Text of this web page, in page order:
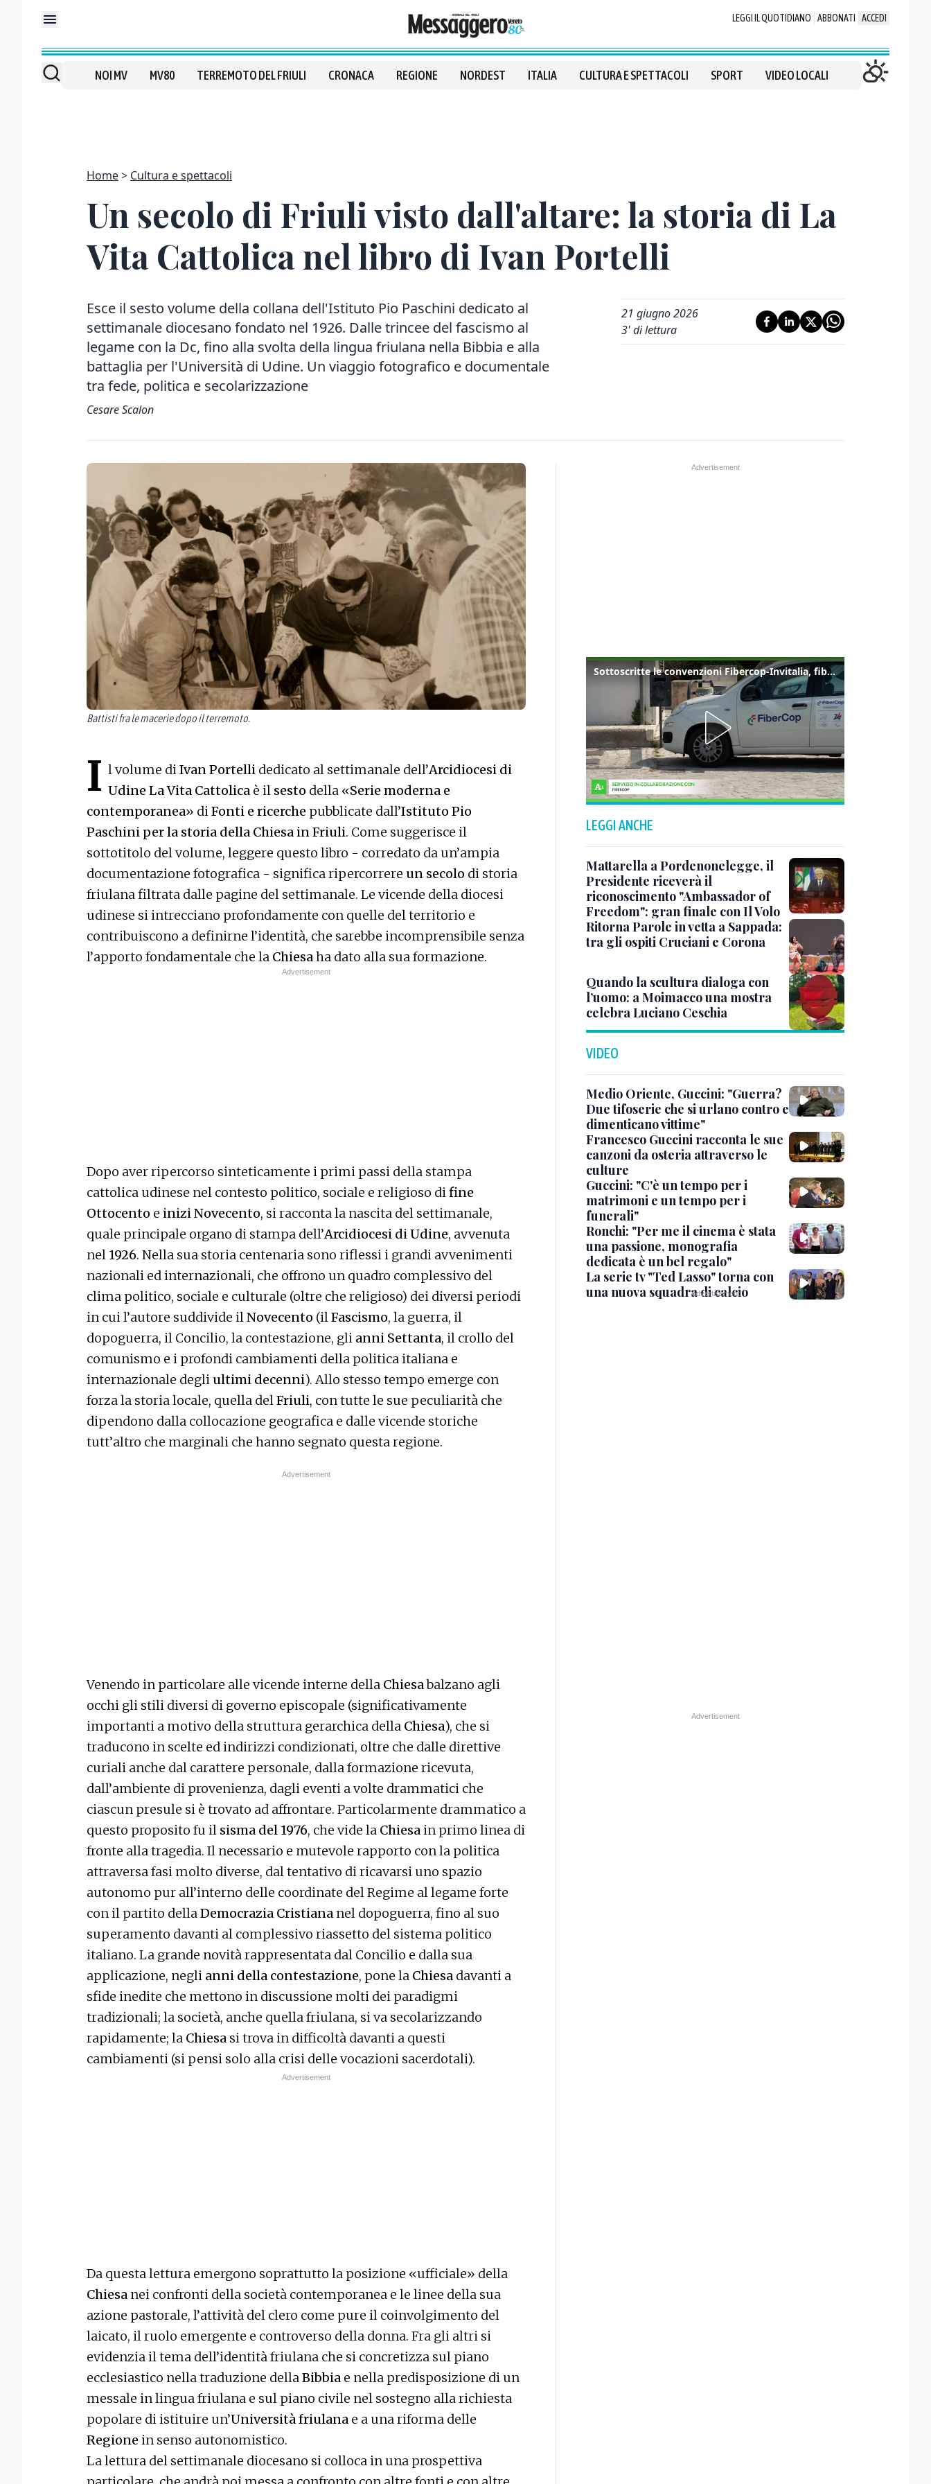
LEGGI IL QUOTIDIANO ABBONATI ACCEDI
NOI MV MV80 TERREMOTO DEL FRIULI CRONACA REGIONE NORDEST ITALIA CULTURA E SPETTACOLI SPORT VIDEO LOCALI
Home Cultura e spettacoli
Un secolo di Friuli visto dall'altare: la storia di La
Vita Cattolica nel libro di Ivan Portelli
Esce il sesto volume della collana dell'Istituto Pio Paschini dedicato al
settimanale diocesano fondato nel 1926. Dalle trincee del fascismo al
legame con la Dc, fino alla svolta della lingua friulana nella Bibbia e alla
battaglia per l'Università di Udine. Un viaggio fotografico e documentale
tra fede, politica e secolarizzazione
Cesare Scalon
21 giugno 2026
3' di lettura
Battisti fra le macerie dopo il terremoto.
I l volume diIvan Portelli dedicato al settimanale dell’Arcidiocesi di
Udine La Vita Cattolica è il sesto della «Serie moderna e
contemporanea» diFonti e ricerche pubblicate dall’Istituto Pio
Paschini per la storia della Chiesa in Friuli. Come suggerisce il
sottotitolo del volume, leggere questo libro - corredato da un’ampia
documentazione fotografica - significa ripercorrere un secolo di storia
friulana filtrata dalle pagine del settimanale. Le vicende della diocesi
udinese si intrecciano profondamente con quelle del territorio e
contribuiscono a definirne l’identità, che sarebbe incomprensibile senza
l’apporto fondamentale che la Chiesaha dato alla sua formazione.
Dopo aver ripercorso sinteticamente i primi passi della stampa
cattolica udinese nel contesto politico, sociale e religioso difine
Ottocento e inizi Novecento, si racconta la nascita del settimanale,
quale principale organo di stampa dell’Arcidiocesi di Udine, avvenuta
nel 1926. Nella sua storia centenaria sono riflessi i grandi avvenimenti
nazionali ed internazionali, che offrono un quadro complessivo del
clima politico, sociale e culturale (oltre che religioso) dei diversi periodi
in cui l’autore suddivide ilNovecento (ilFascismo, la guerra, il
dopoguerra, il Concilio, la contestazione, gli anni Settanta, il crollo del
comunismo e i profondi cambiamenti della politica italiana e
internazionale degli ultimi decenni). Allo stesso tempo emerge con
forza la storia locale, quella delFriuli, con tutte le sue peculiarità che
dipendono dalla collocazione geografica e dalle vicende storiche
tutt’altro che marginali che hanno segnato questa regione.
Venendo in particolare alle vicende interne della Chiesabalzano agli
occhi gli stili diversi di governo episcopale (significativamente
importanti a motivo della struttura gerarchica della Chiesa), che si
traducono in scelte ed indirizzi condizionati, oltre che dalle direttive
curiali anche dal carattere personale, dalla formazione ricevuta,
dall’ambiente di provenienza, dagli eventi a volte drammatici che
ciascun presule si è trovato ad affrontare. Particolarmente drammatico a
questo proposito fu il sisma del 1976, che vide la Chiesain primo linea di
fronte alla tragedia. Il necessario e mutevole rapporto con la politica
attraversa fasi molto diverse, dal tentativo di ricavarsi uno spazio
autonomo pur all’interno delle coordinate del Regime al legame forte
con il partito dellaDemocrazia Cristiana nel dopoguerra, fino al suo
superamento davanti al complessivo riassetto del sistema politico
italiano. La grande novità rappresentata dal Concilio e dalla sua
applicazione, negli anni della contestazione, pone la Chiesa davanti a
sfide inedite che mettono in discussione molti dei paradigmi
tradizionali; la società, anche quella friulana, si va secolarizzando
rapidamente; la Chiesa si trova in difficoltà davanti a questi
cambiamenti (si pensi solo alla crisi delle vocazioni sacerdotali).
Da questa lettura emergono soprattutto la posizione «ufficiale» della
Chiesa nei confronti della società contemporanea e le linee della sua
azione pastorale, l’attività del clero come pure il coinvolgimento del
laicato, il ruolo emergente e controverso della donna. Fra gli altri si
evidenzia il tema dell’identità friulana che si concretizza sul piano
ecclesiastico nella traduzione dellaBibbia e nella predisposizione di un
messale in lingua friulana e sul piano civile nel sostegno alla richiesta
popolare di istituire un’Università friulana e a una riforma delle
Regione in senso autonomistico.
La lettura del settimanale diocesano si colloca in una prospettiva
Sottoscritte le convenzioni Fibercop-Invitalia, fibra ottica per 477 mila civici
LEGGI ANCHE
Mattarella a Pordenonelegge, il
Presidente riceverà il
riconoscimento "Ambassador of
Freedom": gran finale con Il Volo
Ritorna Parole in vetta a Sappada:
tra gli ospiti Cruciani e Corona
Quando la scultura dialoga con
l’uomo: a Moimacco una mostra
celebra Luciano Ceschia
VIDEO
Medio Oriente, Guccini: "Guerra?
Due tifoserie che si urlano contro e
dimenticano vittime"
Francesco Guccini racconta le sue
canzoni da osteria attraverso le
culture
Guccini: "C'è un tempo per i
matrimoni e un tempo per i
funerali"
Ronchi: "Per me il cinema è stata
una passione, monografia
dedicata è un bel regalo"
La serie tv "Ted Lasso" torna con
una nuova squadra di calcio